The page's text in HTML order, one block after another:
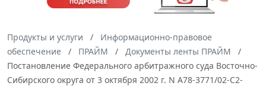
Продукты и услуги
Информационно-правовое
обеспечение
ПРАЙМ
Документы ленты ПРАЙМ
Постановление Федерального арбитражного суда Восточно-
Сибирского округа от 3 октября 2002 г. N А78-3771/02-С2-